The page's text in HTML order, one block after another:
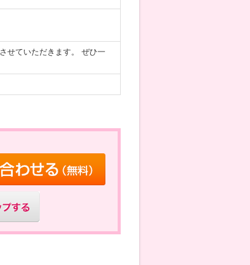
せていただきます。 ぜひ一